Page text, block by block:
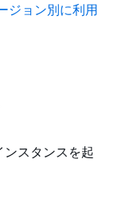
ジョン別に利用
スタンスを起